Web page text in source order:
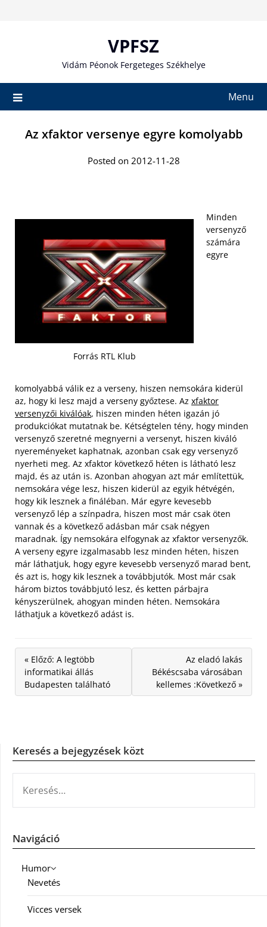
VPFSZ
Vidám Péonok Fergeteges Székhelye
Menu
Az xfaktor versenye egyre komolyabb
Posted on 2012-11-28
Forrás RTL Klub
Minden
versenyző
számára
egyre
komolyabbá válik ez a verseny, hiszen nemsokára kiderül
az, hogy ki lesz majd a verseny győztese. Az xfaktor
versenyzői kiválóak, hiszen minden héten igazán jó
produkciókat mutatnak be. Kétségtelen tény, hogy minden
versenyző szeretné megnyerni a versenyt, hiszen kiváló
nyereményeket kaphatnak, azonban csak egy versenyző
nyerheti meg. Az xfaktor következő héten is látható lesz
majd, és az után is. Azonban ahogyan azt már említettük,
nemsokára vége lesz, hiszen kiderül az egyik hétvégén,
hogy kik lesznek a fináléban. Már egyre kevesebb
versenyző lép a színpadra, hiszen most már csak öten
vannak és a következő adásban már csak négyen
maradnak. Így nemsokára elfogynak az xfaktor versenyzők.
A verseny egyre izgalmasabb lesz minden héten, hiszen
már láthatjuk, hogy egyre kevesebb versenyző marad bent,
és azt is, hogy kik lesznek a továbbjutók. Most már csak
három biztos továbbjutó lesz, és ketten párbajra
kényszerülnek, ahogyan minden héten. Nemsokára
láthatjuk a következő adást is.
« Előző: A legtöbb
informatikai állás
Budapesten található
Az eladó lakás
Békéscsaba városában
kellemes :Következő »
Keresés a bejegyzések közt
Navigáció
Humor
Nevetés
Vicces versek